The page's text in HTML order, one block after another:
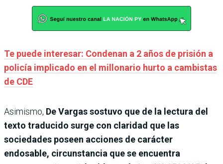
Te puede interesar: Condenan a 2 años de prisión a
policía implicado en el millonario hurto a cambistas
de CDE
Asimismo, De Vargas sostuvo que de la lectura del
texto traducido surge con claridad que las
sociedades poseen acciones de carácter
endosable, circunstancia que se encuentra